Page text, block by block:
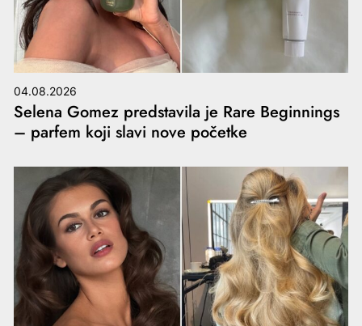
04.08.2026
Selena Gomez predstavila je Rare Beginnings
– parfem koji slavi nove početke